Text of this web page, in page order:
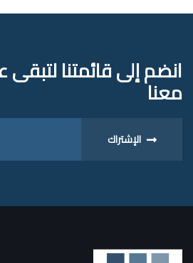
انضم إلى قائمتنا
معنا
الإشتراك